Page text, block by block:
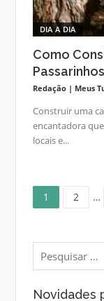
DIA A DIA
Como
Redação | Meus
Construir uma
encantadora
locais e...
posts
Página
1 2 …
Pesquisar
por:
Novidades